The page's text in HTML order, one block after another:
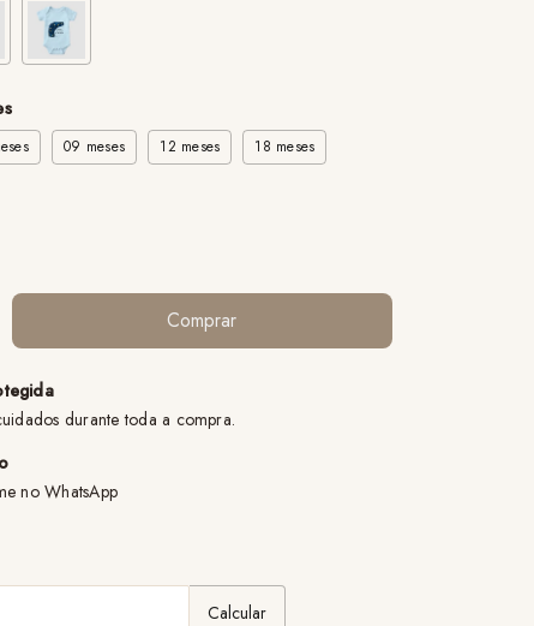
09 meses 12 meses 18 meses
durante toda a compra.
no WhatsApp
Calcular